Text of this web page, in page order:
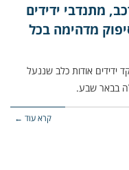
מתנדבי ידידים
מדהימה בכל
במוקד ידידים אודות כלב שננעל
בבאר שבע.
קרא עוד ←